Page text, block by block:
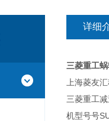
详细
三菱重工
上海菱友
三菱重工
机型号号